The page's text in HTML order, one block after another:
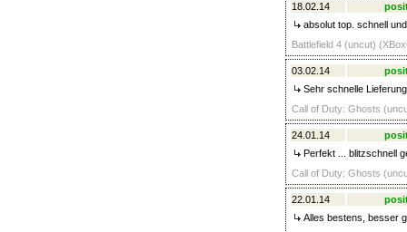
18.02.14
absolut top. schnell
Battlefield 4 (uncut)
03.02.14
Sehr schnelle
Call of Duty: Ghosts
24.01.14
Perfekt ... blitzschnell
Call of Duty: Ghosts
22.01.14
Alles bestens, besser